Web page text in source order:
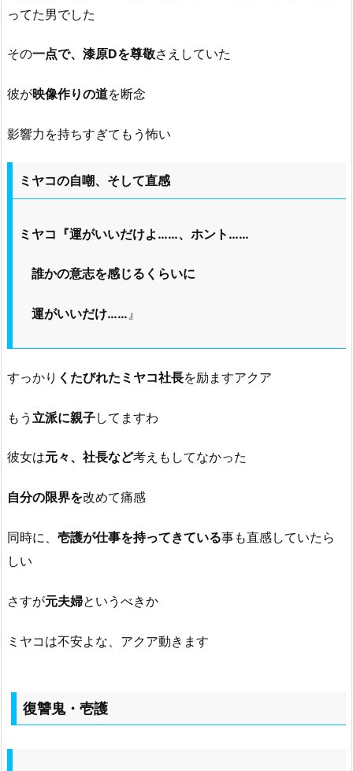
ってた男でした
その一点で、漆原Dを尊敬さえしていた
彼が映像作りの道を断念
影響力を持ちすぎてもう怖い
ミヤコの自嘲、そして直感
ミヤコ『運がいいだけよ……、ホント……
誰かの意志を感じるくらいに
運がいいだけ……』
すっかり くたびれたミヤコ社長を励ますアクア
もう 立派に親子してますわ
彼女は元々、社長など考えもしてなかった
自分の限界を改めて痛感
同時に、 壱護が仕事を持ってきている事も直感していたら
しい
さすが元夫婦というべきか
ミヤコは不安よな、アクア動きます
復讐鬼・壱護